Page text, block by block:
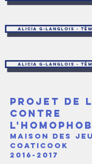
Alicia G-Langlois -
Alicia G-Langlois -
Projet de
contre
maison des
coaticook
2016-2017